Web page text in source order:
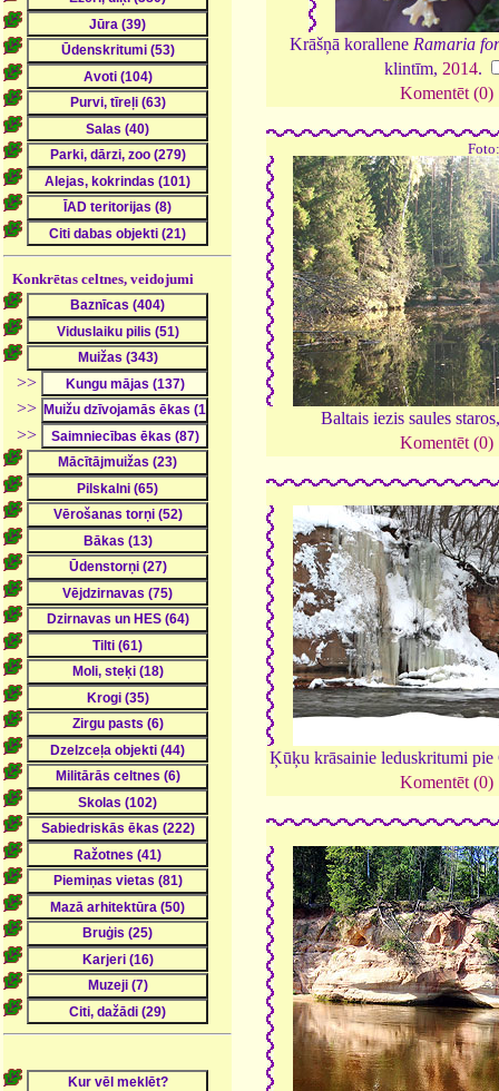
Konkrētas celtnes, veidojumi
>>
>>
>>
Krāšņā korallene Ramaria
klintīm, 2014.
Komentēt (0)
Baltais iezis saules
Komentēt (0)
Ķūķu krāsainie leduskritumi
Komentēt (0)